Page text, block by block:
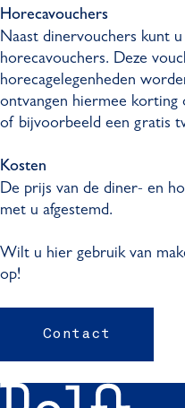
Horecavouchers
Naast dinervouchers kunt
horecavouchers. Deze
horecagelegenheden
ontvangen hiermee korting
of bijvoorbeeld een gratis
Kosten
De prijs van de diner- en
met u afgestemd.
Wilt u hier gebruik van
op!
Contact